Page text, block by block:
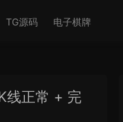
TG源码 电子棋牌
线正常 + 完